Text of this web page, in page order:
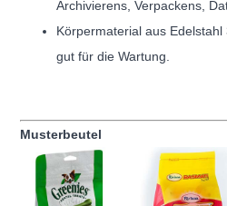
Archivierens, Verpackens,
Körpermaterial aus Edelstahl
gut für die Wartung.
Musterbeutel